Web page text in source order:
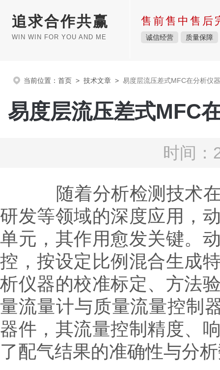
追求合作共赢
WIN WIN FOR YOU AND ME
售前售中售后
诚信经营 质量保障
当前位置： 首页 > 技术文章 > 易度层流压差式MFC在分析仪
易度层流压差式MFC
时间
随着分析检测技术在
研发等领域的深度应用，
单元，其作用愈发关键。
控，按设定比例混合生成
析仪器的校准标定、方法
量流量计与质量流量控制
器件，其流量控制精度、
了配气结果的准确性与分